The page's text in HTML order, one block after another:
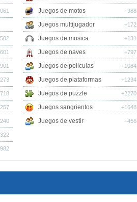
Juegos de motos +988
Juegos multijugador +172
Juegos de musica +131
Juegos de naves +797
Juegos de peliculas +1084
Juegos de plataformas +1234
Juegos de puzzle +2270
Juegos sangrientos +1648
Juegos de vestir +456